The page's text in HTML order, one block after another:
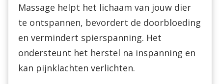
Massage helpt het lichaam van jouw dier
te ontspannen, bevordert de doorbloeding
en vermindert spierspanning. Het
ondersteunt het herstel na inspanning en
kan pijnklachten verlichten.